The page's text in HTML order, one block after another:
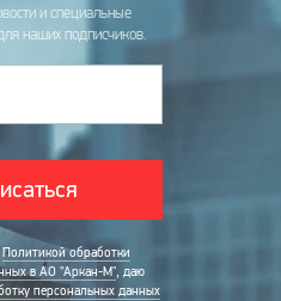
и специальные
наших подписчиков.
Политикой обработки
в АО "Аркан-М", даю
персональных данных